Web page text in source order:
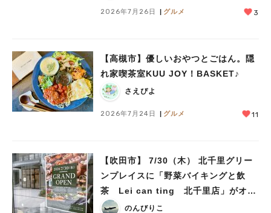
2026年7月26日 グルメ 3
【高槻市】優しいおやつとごはん。隠
れ家喫茶室KUU JOY！BASKET♪
さえぴよ
2026年7月24日 グルメ 11
【吹田市】 7/30（木） 北千里グリー
ンプレイスに「野菜バイキングと飲
茶 Lei can ting 北千里店」がオー
プン予定！
のんびりこ